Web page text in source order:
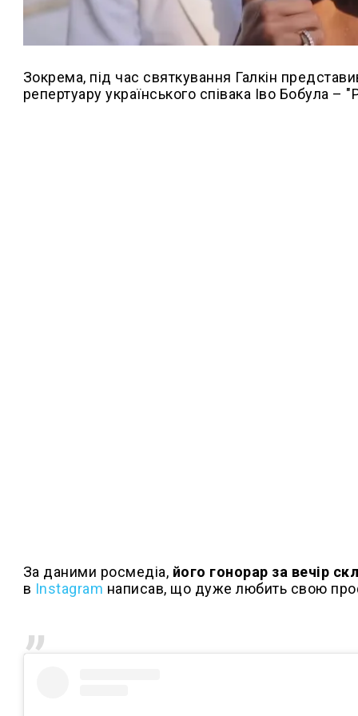
Зокрема, під час святкування Галкін
репертуару українського співака Іво Бобула –
За даними росмедіа, його гонорар за вечір
в Instagram написав, що дуже любить свою